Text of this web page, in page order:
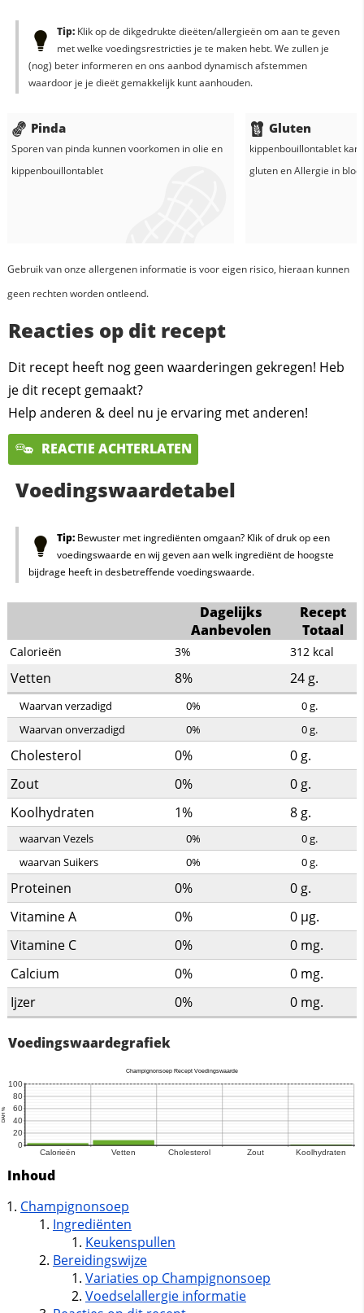
Tip:Klik op de dikgedrukte dieëten/allergieën om aan te geven
met welke voedingsrestricties je te maken hebt. We zullen je
(nog) beter informeren en ons aanbod dynamisch afstemmen
waardoor je je dieët gemakkelijk kunt aanhouden.
Pinda
Sporen van pinda kunnen voorkomen inolie en
kippenbouillontablet
Gluten
kippenbouillontabletkan
gluten enAllergie in
Gebruik van onze allergenen informatie is voor eigen risico, hieraan kunnen
geen rechten worden ontleend.
Reacties op dit recept
Dit recept heeft nog geen waarderingen gekregen! Heb
je dit recept gemaakt?
Help anderen & deel nu je ervaring met anderen!
REACTIE ACHTERLATEN
Voedingswaardetabel
Tip:Bewuster met ingrediënten omgaan? Klik of druk op een
voedingswaarde en wij geven aan welk ingrediënt de hoogste
bijdrage heeft in desbetreffende voedingswaarde.
Dagelijks
Aanbevolen
Recept
Totaal
Calorieën 3% 312 kcal
Vetten 8% 24 g.
Waarvan verzadigd 0% 0g.
Waarvan onverzadigd
0% 0g.
Cholesterol 0% 0 g.
Zout
0% 0 g.
Koolhydraten
1% 8 g.
waarvan Vezels 0% 0g.
waarvan Suikers
0% 0g.
Proteinen 0% 0 g.
Vitamine A
0% 0 µg.
Vitamine C
0% 0 mg.
Calcium
0% 0 mg.
Ijzer
0% 0 mg.
Voedingswaardegrafiek
Inhoud
Champignonsoep
Ingrediënten
Keukenspullen
Bereidingswijze
Variaties op Champignonsoep
Voedselallergie informatie